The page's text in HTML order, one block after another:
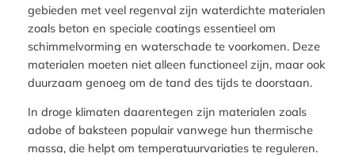
gebieden met veel regenval zijn waterdichte materialen
zoals beton en speciale coatings essentieel om
schimmelvorming en waterschade te voorkomen. Deze
materialen moeten niet alleen functioneel zijn, maar ook
duurzaam genoeg om de tand des tijds te doorstaan.
In droge klimaten daarentegen zijn materialen zoals
adobe of baksteen populair vanwege hun thermische
massa, die helpt om temperatuurvariaties te reguleren.